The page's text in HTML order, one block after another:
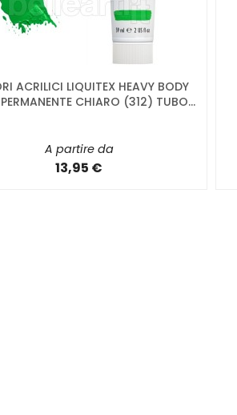
ACRILICI LIQUITEX HEAVY BODY
PERMANENTE CHIARO (312) TUBO...
A partire da
13,95 €